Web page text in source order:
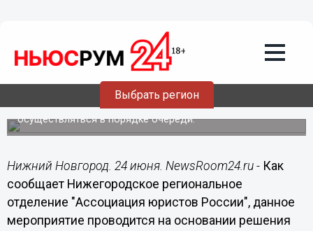
Выбрать регион
Единый день оказания бесплатной
юридической помощи пройдет в
Нижнем Новгороде 24 июня
Прием всех обратившихся граждан будет
осуществляться в порядке очереди.
Нижний Новгород. 24 июня. NewsRoom24.ru - Как
сообщает Нижегородское региональное
отделение "Ассоциация юристов России", данное
мероприятие проводится на основании решения